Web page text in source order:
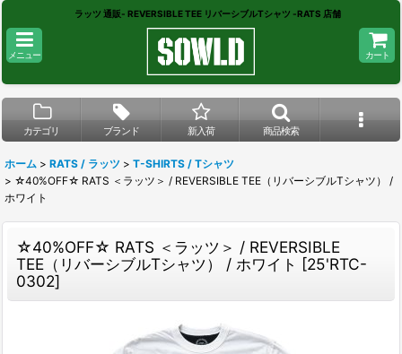
ラッツ 通販- REVERSIBLE TEE リバーシブルTシャツ -RATS 店舗
メニュー カート
カテゴリ ブランド 新入荷 商品検索
ホーム > RATS / ラッツ > T-SHIRTS / Tシャツ
> ☆40%OFF☆ RATS ＜ラッツ＞ / REVERSIBLE TEE（リバーシブルTシャツ） /
ホワイト
☆40%OFF☆ RATS ＜ラッツ＞ / REVERSIBLE
TEE（リバーシブルTシャツ） / ホワイト [25'RTC-
0302]